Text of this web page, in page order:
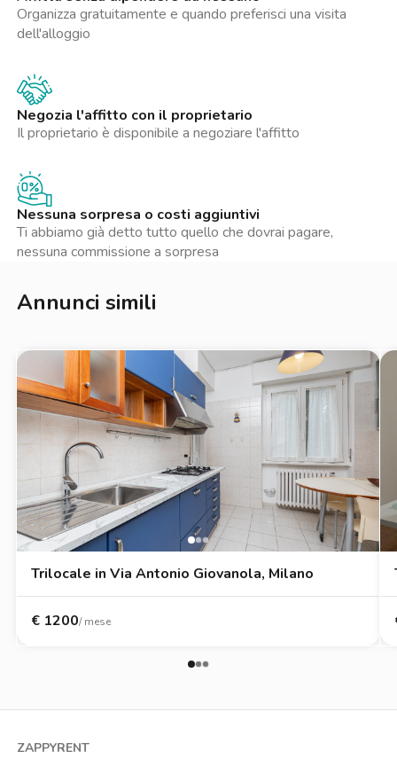
accesso al centro città. Una soluzione ideale per chi cerca
comodità, praticità e tranquillità quotidiana.
Con la gestione Zappyrent puoi affittare in totale serenità:
check-in, il deposito cauzionale è custodito in sicurezza e hai
un’assistenza sempre disponibile per ogni esigenza durante la
locazione. Un affitto trasparente e senza stress.
La presente inserzione e le metrature indicate non costituiscono
Organizza gratuitamente e quando preferisci una visita
dell'alloggio
Negozia l'affitto con il proprietario
Il proprietario è disponibile a negoziare l'affitto
Nessuna sorpresa o costi aggiuntivi
Ti abbiamo già detto tutto quello che dovrai pagare,
nessuna commissione a sorpresa
Annunci simili
Trilocale in Via Antonio Giovanola, Milano
€ 1200/ mese
ZAPPYRENT